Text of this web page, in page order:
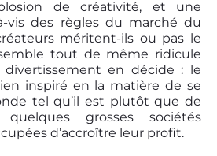
de créativité, et une
vis des règles du marché du
méritent-ils ou pas le
tout de même ridicule
divertissement en décide : le
inspiré en la matière de se
tel qu’il est plutôt que de
grosses sociétés
d’accroître leur profit.